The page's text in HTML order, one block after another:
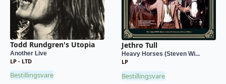
Todd Rundgren's Utopia
Another Live
LP - LTD
Bestillingsvare
Jethro Tull
Heavy Horses (Steven Wi...
LP
Bestillingsvare